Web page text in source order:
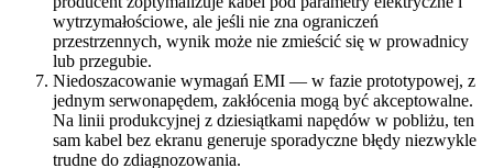
wytrzymałościowe, ale jeśli nie zna ograniczeń
przestrzennych, wynik może nie zmieścić się w prowadnicy
lub przegubie.
Niedoszacowanie wymagań EMI — w fazie prototypowej, z
jednym serwonapędem, zakłócenia mogą być akceptowalne.
Na linii produkcyjnej z dziesiątkami napędów w pobliżu, ten
sam kabel bez ekranu generuje sporadyczne błędy niezwykle
trudne do zdiagnozowania.